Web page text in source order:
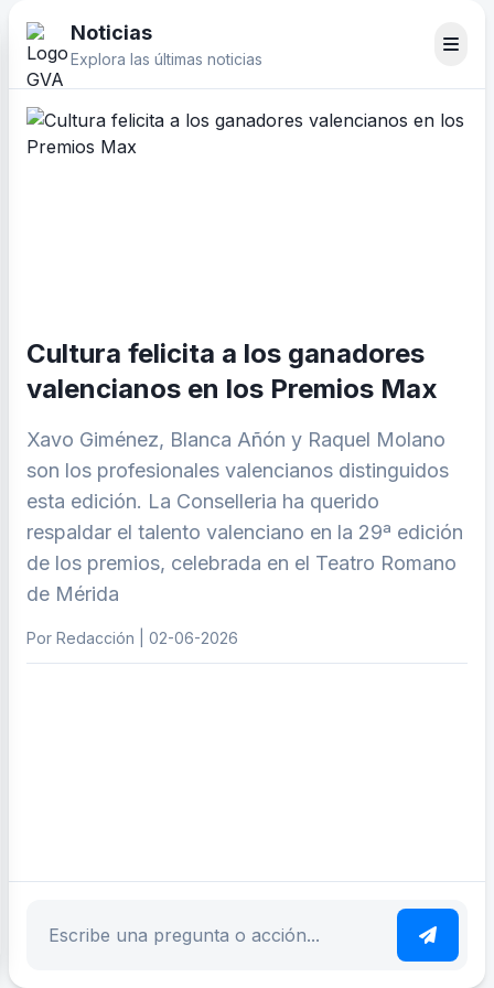
Noticias
Explora las últimas noticias
Cultura felicita a los ganadores
valencianos en los Premios Max
Xavo Giménez, Blanca Añón y Raquel Molano
son los profesionales valencianos distinguidos
esta edición. La Conselleria ha querido
respaldar el talento valenciano en la 29ª edición
de los premios, celebrada en el Teatro Romano
de Mérida
Por Redacción | 02-06-2026
Escribe tu pregunta